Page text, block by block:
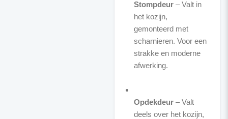
Stompdeur– Valt in
het kozijn,
gemonteerd met
scharnieren. Voor een
strakke en moderne
afwerking.
Opdekdeur– Valt
deels over het kozijn,